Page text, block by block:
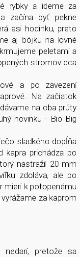
rybky a ideme za
začína byť pekne
asi hodinku, preto
aj bójku na lovné
peletami a
stromov cca
a po zavezení
Na začiatok
na oba prúty
novinku - Bio Big
sladkého dopĺňa
kapra prichádza po
nastražil 20 mm
zdoláva, ale po
mieri k potopenému
za kaprom
nedarí, pretože sa